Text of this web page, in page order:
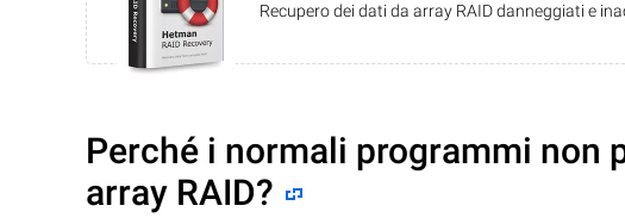
Recupero dei dati da array RAID danneggiati e
Perché i normali programmi non
array RAID?